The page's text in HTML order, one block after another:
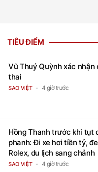
TIÊU ĐIỂM
Vũ Thuý Quỳnh xác nhận
thai
SAO VIỆT 4 giờ trước
Hồng Thanh trước khi tụt
phanh: Đi xe hơi tiền tỷ,
Rolex, du lịch sang chảnh
SAO VIỆT 4 giờ trước